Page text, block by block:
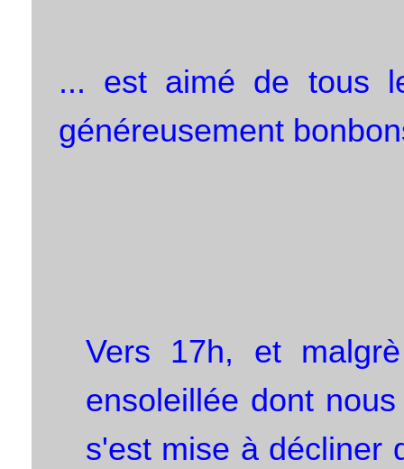
... est aimé de tous
généreusement
Vers 17h, et
ensoleillée dont
s'est mise à décliner